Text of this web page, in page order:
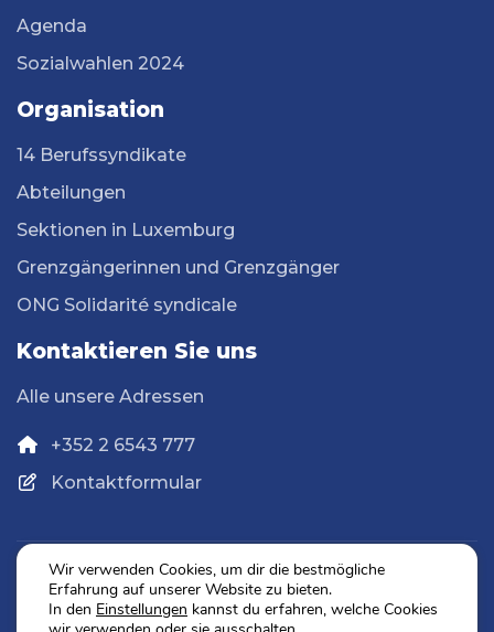
Agenda
Sozialwahlen 2024
Organisation
14 Berufssyndikate
Abteilungen
Sektionen in Luxemburg
Grenzgängerinnen und Grenzgänger
ONG Solidarité syndicale
Kontaktieren Sie uns
Alle unsere Adressen
+352 2 6543 777
Kontaktformular
Datenschutz
Impressum
Wir verwenden Cookies, um dir die bestmögliche
Erfahrung auf unserer Website zu bieten.
In den Einstellungen kannst du erfahren, welche Cookies